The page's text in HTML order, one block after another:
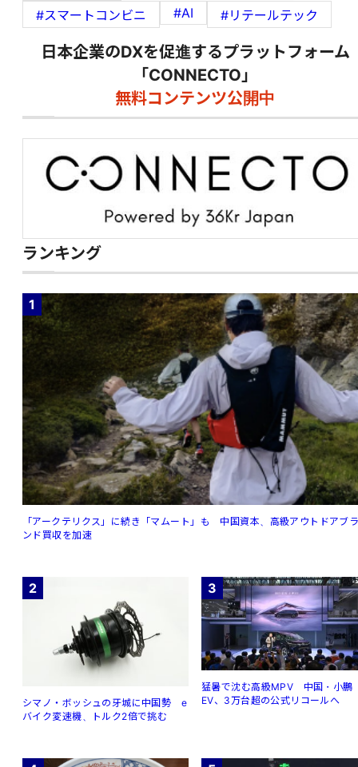
#スマートコンビニ
#AI #リテールテック
日本企業のDXを促進するプラットフォーム
「CONNECTO」
無料コンテンツ公開中
ランキング
1
「アークテリクス」に続き「マムート」も 中国資本、高級アウトドアブ
ンド買収を加速
2
シマノ・ボッシュの牙城に中国勢 e
バイク変速機、トルク2倍で挑む
3
猛暑で沈む高級MPV 中国・小鵬
EV、3万台超の公式リコールへ